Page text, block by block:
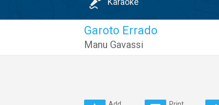
Garoto Errado
Manu Gavassi